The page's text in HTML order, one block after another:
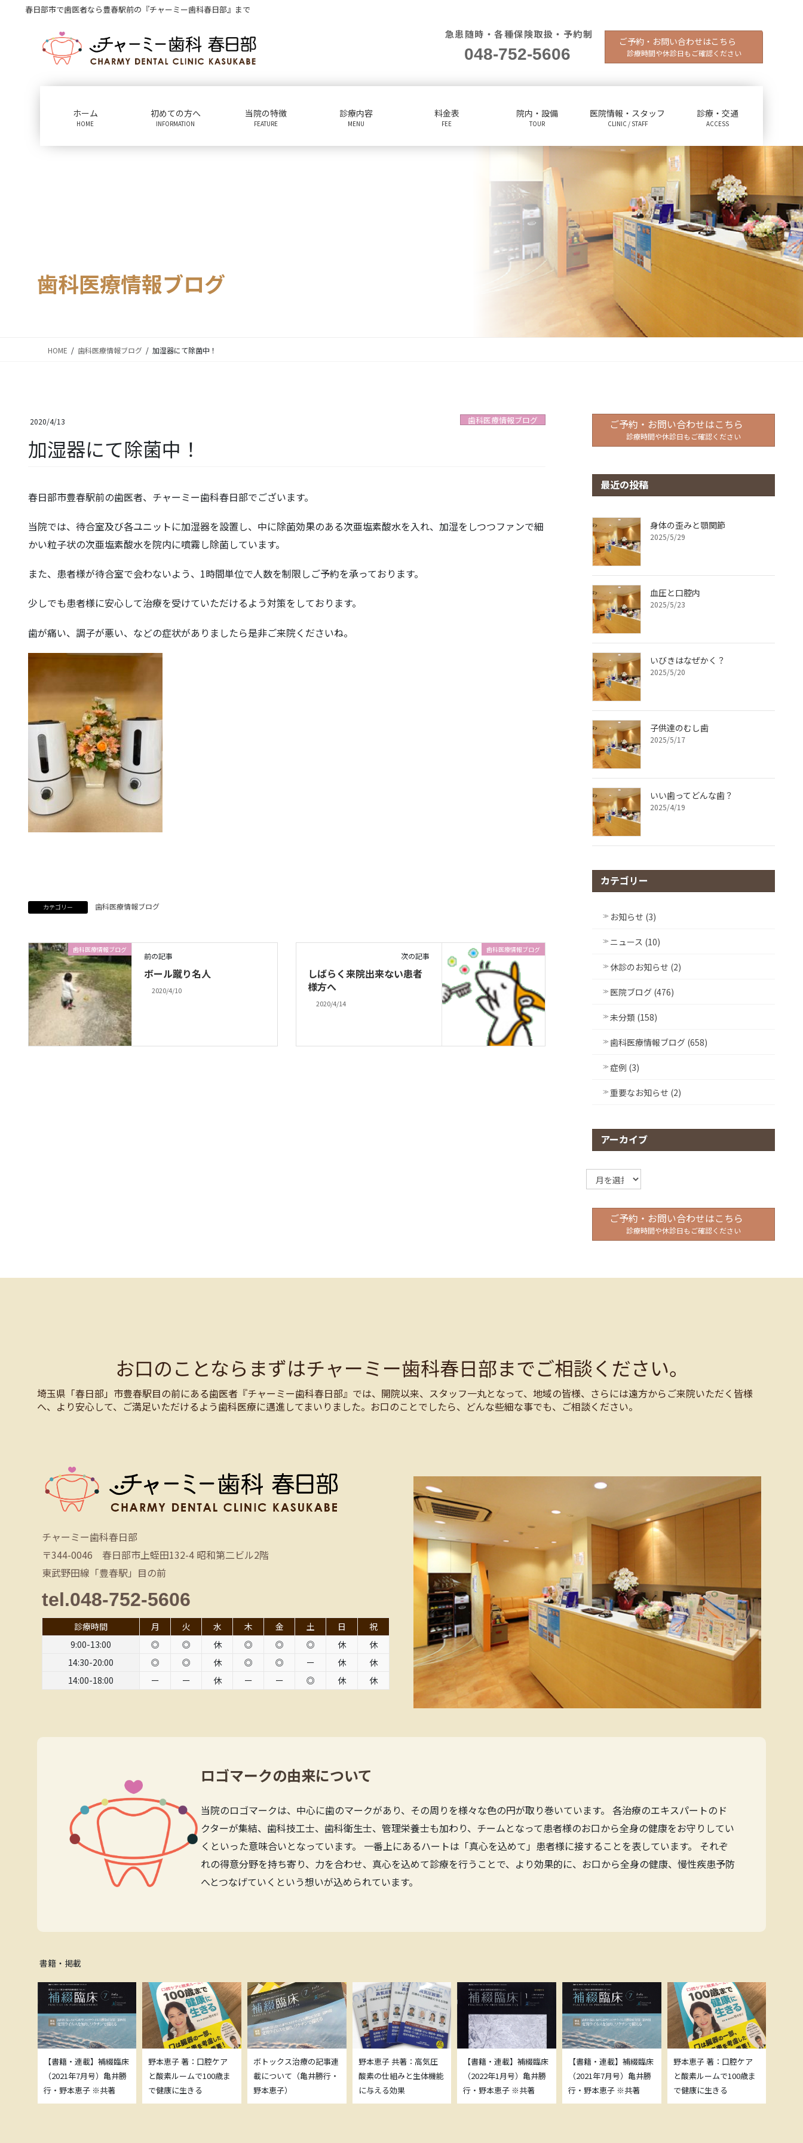
春日部市で歯医者なら豊春駅前の『チャーミー歯科春日部』まで
急患随時・各種保険取扱・予約制
048-752-5606
ご予約・お問い合わせはこちら
診療時間や休診日もご確認ください
ホーム
HOME
初めての方へ
INFORMATION
当院の特徴
FEATURE
診療内容
MENU
料金表
FEE
院内・設備
TOUR
医院情報・スタッフ
CLINIC / STAFF
診療・交通
ACCESS
歯科医療情報ブログ
HOME 歯科医療情報ブログ 加湿器にて除菌中！
2020/4/13 歯科医療情報ブログ
加湿器にて除菌中！
春日部市豊春駅前の歯医者、チャーミー歯科春日部でございます。
当院では、待合室及び各ユニットに加湿器を設置し、中に除菌効果のある次亜塩素酸水を入れ、加湿をしつつファンで細
かい粒子状の次亜塩素酸水を院内に噴霧し除菌しています。
また、患者様が待合室で会わないよう、1時間単位で人数を制限しご予約を承っております。
少しでも患者様に安心して治療を受けていただけるよう対策をしております。
歯が痛い、調子が悪い、などの症状がありましたら是非ご来院くださいね。
カテゴリー 歯科医療情報ブログ
歯科医療情報ブログ
前の記事
ボール蹴り名人
2020/4/10
歯科医療情報ブログ
次の記事
しばらく来院出来ない患者
様方へ
2020/4/14
ご予約・お問い合わせはこちら
診療時間や休診日もご確認ください
最近の投稿
身体の歪みと顎関節
2025/5/29
血圧と口腔内
2025/5/23
いびきはなぜかく？
2025/5/20
子供達のむし歯
2025/5/17
いい歯ってどんな歯？
2025/4/19
カテゴリー
お知らせ (3)
ニュース (10)
休診のお知らせ (2)
医院ブログ (476)
未分類 (158)
歯科医療情報ブログ (658)
症例 (3)
重要なお知らせ (2)
アーカイブ
ア
ー
イ
ご予約・お問い合わせはこちら
診療時間や休診日もご確認ください
お口のことならまずはチャーミー歯科春日部までご相談ください。
埼玉県「春日部」市豊春駅目の前にある歯医者『チャーミー歯科春日部』では、開院以来、スタッフ一丸となって、地域の皆様、さらには遠方からご来院いただく皆様
へ、より安心して、ご満足いただけるよう歯科医療に邁進してまいりました。お口のことでしたら、どんな些細な事でも、ご相談ください。
チャーミー歯科春日部
〒344-0046 春日部市上蛭田132-4 昭和第二ビル2階
東武野田線「豊春駅」目の前
tel.048-752-5606
診療時間 月 火 水 木 金 土 日
祝
9:00-13:00
◎ ◎ 休 ◎ ◎ ◎ 休
休
14:30-20:00
◎ ◎ 休 ◎ ◎ ー 休
休
14:00-18:00
ー ー 休 ー ー ◎ 休 休
ロゴマークの由来について
当院のロゴマークは、中心に歯のマークがあり、その周りを様々な色の円が取り巻いています。 各治療のエキスパートのド
クターが集結、歯科技工士、歯科衛生士、管理栄養士も加わり、チームとなって患者様のお口から全身の健康をお守りしてい
くといった意味合いとなっています。 一番上にあるハートは「真心を込めて」患者様に接することを表しています。 それぞ
れの得意分野を持ち寄り、力を合わせ、真心を込めて診療を行うことで、より効果的に、お口から全身の健康、慢性疾患予防
へとつなげていくという想いが込められています。
書籍・掲載
【書籍・連載】補綴臨床
（2021年7月号）亀井勝
行・野本恵子 ※共著
野本恵子 著：口腔ケア
と酸素ルームで100歳ま
で健康に生きる
ボトックス治療の記事連
載について（亀井勝行・
野本恵子）
野本恵子 共著：高気圧
酸素の仕組みと生体機能
に与える効果
【書籍・連載】補綴臨床
（2022年1月号）亀井勝
行・野本恵子 ※共著
【書籍・連載】補綴臨床
（2021年7月号）亀井勝
行・野本恵子 ※共著
野本恵子 著：口腔ケア
と酸素ルームで100歳ま
で健康に生きる